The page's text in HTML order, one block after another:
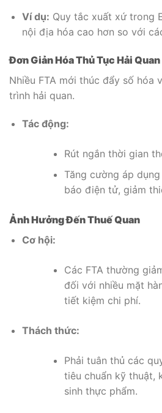
Ví dụ: Quy tắc xuất xứ trong
nội địa hóa cao hơn so với
Đơn Giản Hóa Thủ Tục Hải Quan
Nhiều FTA mới thúc đẩy số hóa
trình hải quan.
Tác động:
Rút ngắn thời gian
Tăng cường áp
báo điện tử, giảm
Ảnh Hưởng Đến Thuế Quan
Cơ hội:
Các FTA thường
đối với nhiều mặt
tiết kiệm chi phí.
Thách thức:
Phải tuân thủ các
tiêu chuẩn kỹ thuật,
sinh thực phẩm.